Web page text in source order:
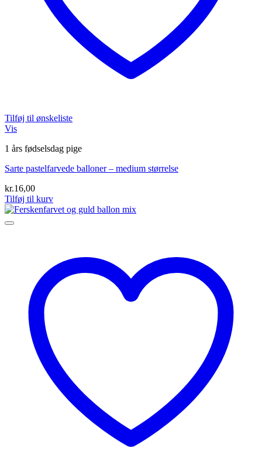
Tilføj til ønskeliste
Vis
1 års fødselsdag pige
Sarte pastelfarvede balloner – medium størrelse
kr.16,00
Tilføj til kurv